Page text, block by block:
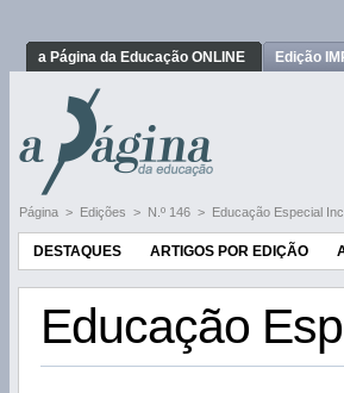
a Página da Educação ONLINE Edição
Página > Edições > N.º 146 > Educação Especial
DESTAQUES ARTIGOS POR EDIÇÃO
Educação